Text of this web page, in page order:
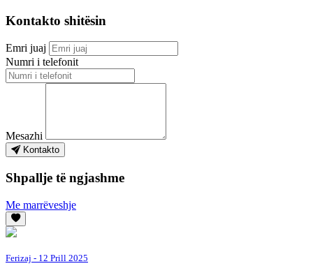
Kontakto shitësin
Emri juaj
Numri i telefonit
Mesazhi
Kontakto
Shpallje të ngjashme
Me marrëveshje
Ferizaj - 12 Prill 2025